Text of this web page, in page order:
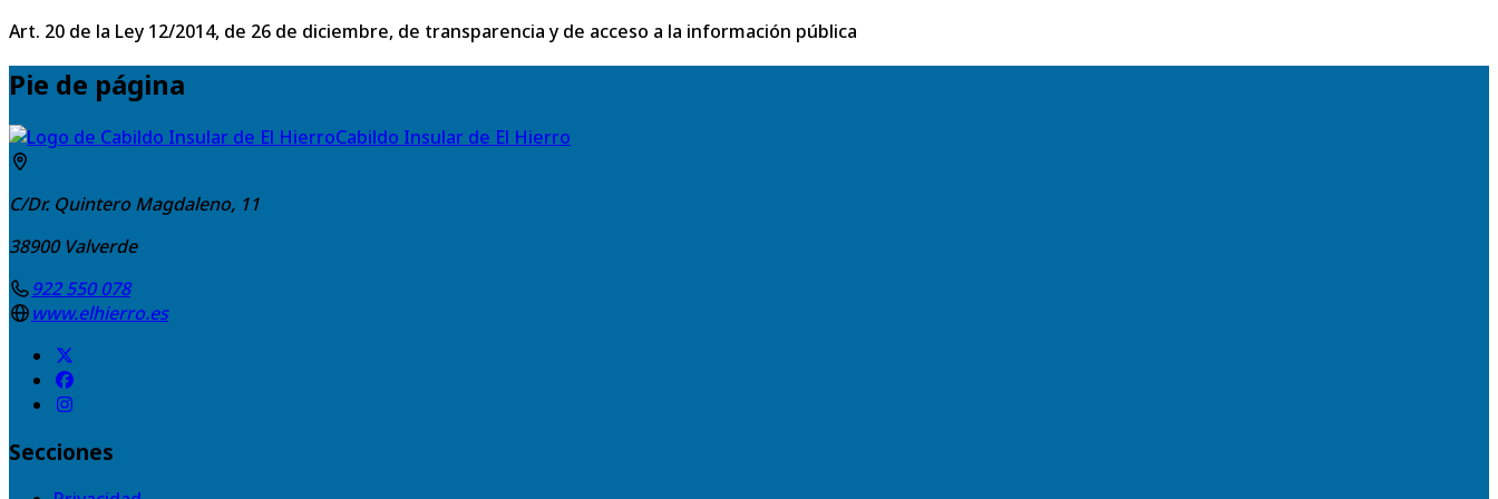
Art. 20 de la Ley 12/2014, de 26 de diciembre, de transparencia y de acceso a la información pública
Pie de página
Cabildo Insular de El Hierro
C/Dr. Quintero Magdaleno, 11
38900 Valverde
922 550 078
www.elhierro.es
Secciones